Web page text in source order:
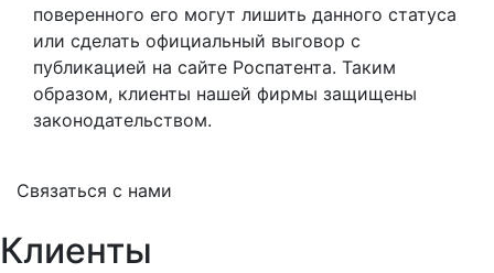
поверенного его могут лишить данного статуса
или сделать официальный выговор с
публикацией на сайте Роспатента. Таким
образом, клиенты нашей фирмы защищены
законодательством.
Cвязаться с нами
Клиенты